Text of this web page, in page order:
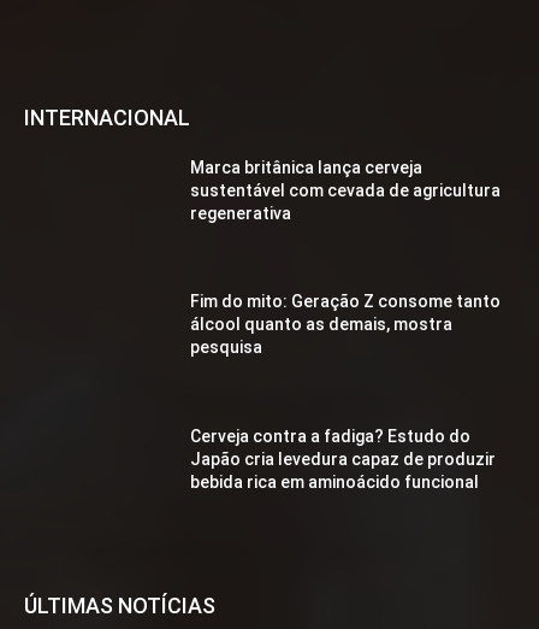
INTERNACIONAL
Marca britânica lança cerveja
sustentável com cevada de agricultura
regenerativa
Fim do mito: Geração Z consome tanto
álcool quanto as demais, mostra
pesquisa
Cerveja contra a fadiga? Estudo do
Japão cria levedura capaz de produzir
bebida rica em aminoácido funcional
ÚLTIMAS NOTÍCIAS